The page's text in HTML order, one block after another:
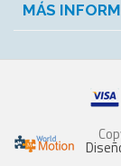
MÁS